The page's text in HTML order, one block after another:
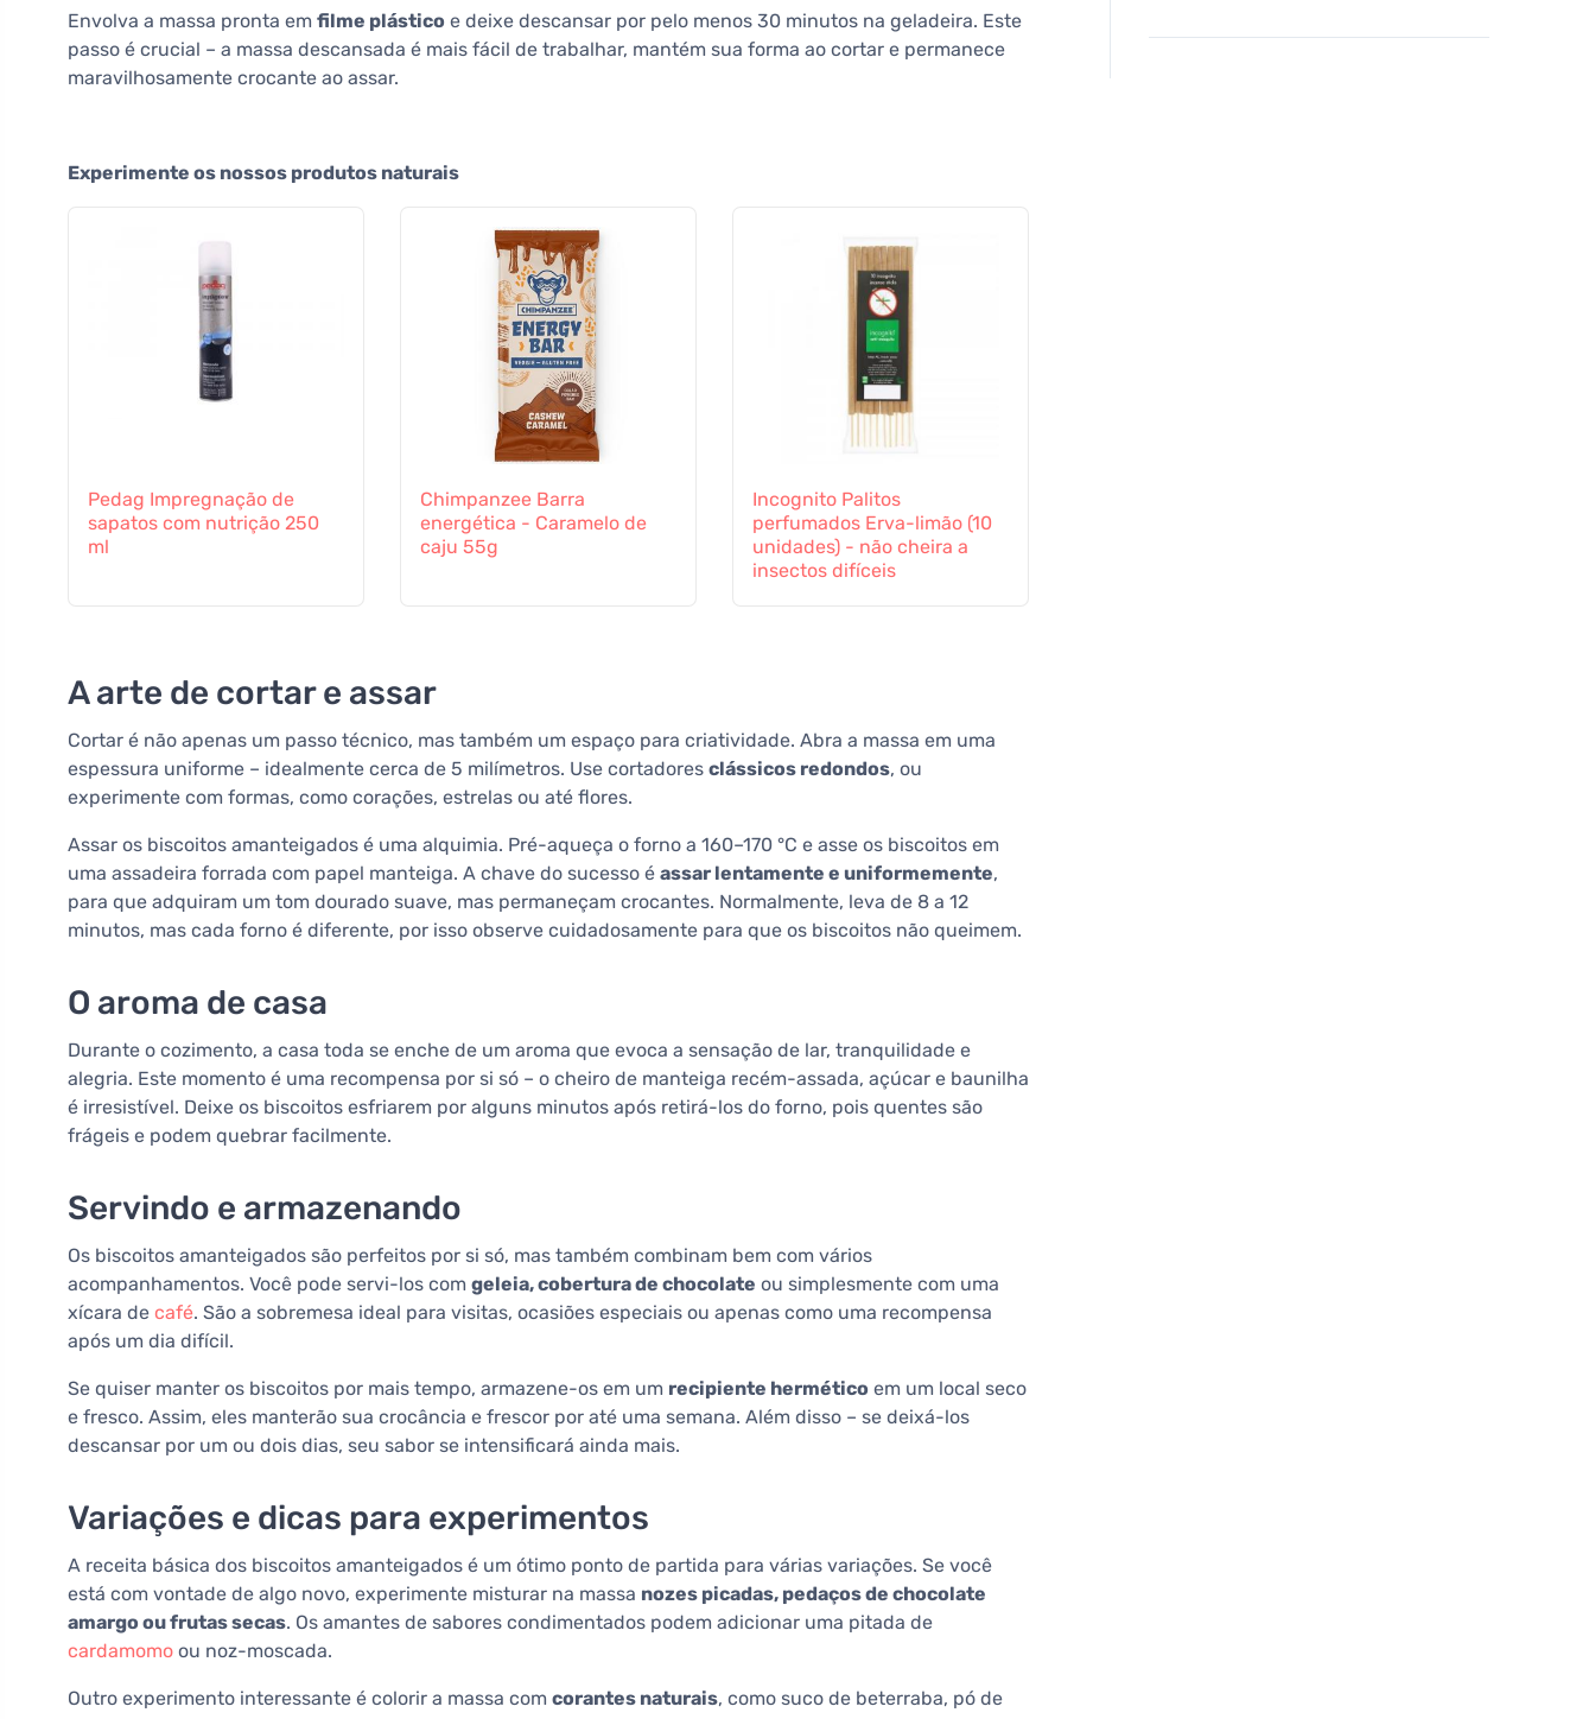
Envolva a massa pronta em filme plástico e deixe descansar por pelo menos 30 minutos na geladeira. Este
passo é crucial – a massa descansada é mais fácil de trabalhar, mantém sua forma ao cortar e permanece
maravilhosamente crocante ao assar.
Experimente os nossos produtos naturais
Pedag Impregnação de
sapatos com nutrição 250
ml
Chimpanzee Barra
energética - Caramelo de
caju 55g
Incognito Palitos
perfumados Erva-limão (10
unidades) - não cheira a
insectos difíceis
A arte de cortar e assar
Cortar é não apenas um passo técnico, mas também um espaço para criatividade. Abra a massa em uma
espessura uniforme – idealmente cerca de 5 milímetros. Use cortadores clássicos redondos, ou
experimente com formas, como corações, estrelas ou até flores.
Assar os biscoitos amanteigados é uma alquimia. Pré-aqueça o forno a 160–170 °C e asse os biscoitos em
uma assadeira forrada com papel manteiga. A chave do sucesso é assar lentamente e uniformemente,
para que adquiram um tom dourado suave, mas permaneçam crocantes. Normalmente, leva de 8 a 12
minutos, mas cada forno é diferente, por isso observe cuidadosamente para que os biscoitos não queimem.
O aroma de casa
Durante o cozimento, a casa toda se enche de um aroma que evoca a sensação de lar, tranquilidade e
alegria. Este momento é uma recompensa por si só – o cheiro de manteiga recém-assada, açúcar e baunilha
é irresistível. Deixe os biscoitos esfriarem por alguns minutos após retirá-los do forno, pois quentes são
frágeis e podem quebrar facilmente.
Servindo e armazenando
Os biscoitos amanteigados são perfeitos por si só, mas também combinam bem com vários
acompanhamentos. Você pode servi-los com geleia, cobertura de chocolate ou simplesmente com uma
xícara de café. São a sobremesa ideal para visitas, ocasiões especiais ou apenas como uma recompensa
após um dia difícil.
Se quiser manter os biscoitos por mais tempo, armazene-os em um recipiente hermético em um local seco
e fresco. Assim, eles manterão sua crocância e frescor por até uma semana. Além disso – se deixá-los
descansar por um ou dois dias, seu sabor se intensificará ainda mais.
Variações e dicas para experimentos
A receita básica dos biscoitos amanteigados é um ótimo ponto de partida para várias variações. Se você
está com vontade de algo novo, experimente misturar na massa nozes picadas, pedaços de chocolate
amargo ou frutas secas. Os amantes de sabores condimentados podem adicionar uma pitada de
cardamomo ou noz-moscada.
Outro experimento interessante é colorir a massa com corantes naturais, como suco de beterraba, pó de